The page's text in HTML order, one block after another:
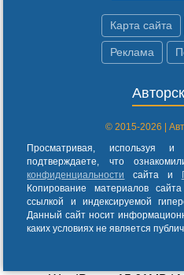
Карта сайта
Реклама
© 2015-2026 |
Просматривая, используя
подтверждаете, что
конфиденциальности
сайта и
Копирование материалов
ссылкой и индексируемой
Данный сайт носит
каких условиях не является